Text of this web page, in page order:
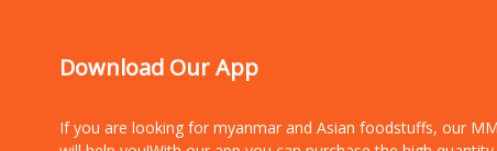
Download Our App
If you are looking for myanmar and Asian foodstuffs, our